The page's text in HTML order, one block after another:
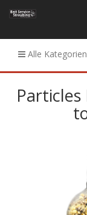
Alle Kategorien